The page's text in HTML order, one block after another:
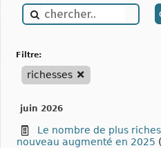
filtre:
richesses
juin 2026
Le nombre de plus
nouveau augmenté en 2025